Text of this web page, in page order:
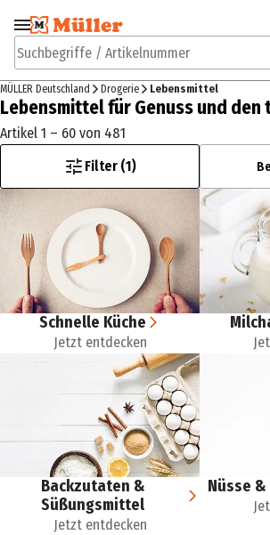
Zur Navigation
springen
Zum
Suchbegriffe / Artikelnummer
MÜLLER Deutschland Drogerie Lebensmittel
Lebensmittel für Genuss und
Artikel 1 – 60 von 481
Filter (1)
Schnelle Küche
Jetzt entdecken
Backzutaten &
Süßungsmittel
Jetzt entdecken
Nüsse